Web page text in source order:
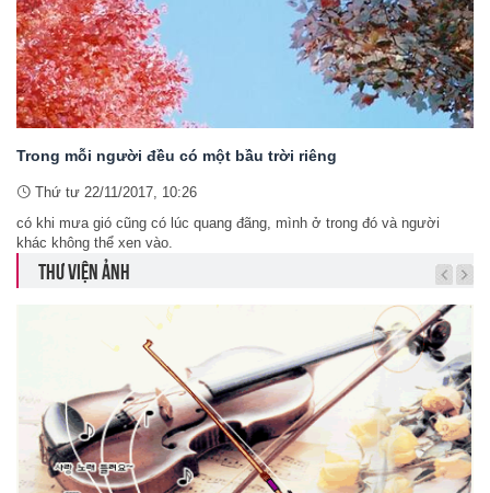
Trong mỗi người đều có một bầu trời riêng
Thứ tư 22/11/2017, 10:26
có khi mưa gió cũng có lúc quang đãng, mình ở trong đó và người
khác không thể xen vào.
THƯ VIỆN ẢNH